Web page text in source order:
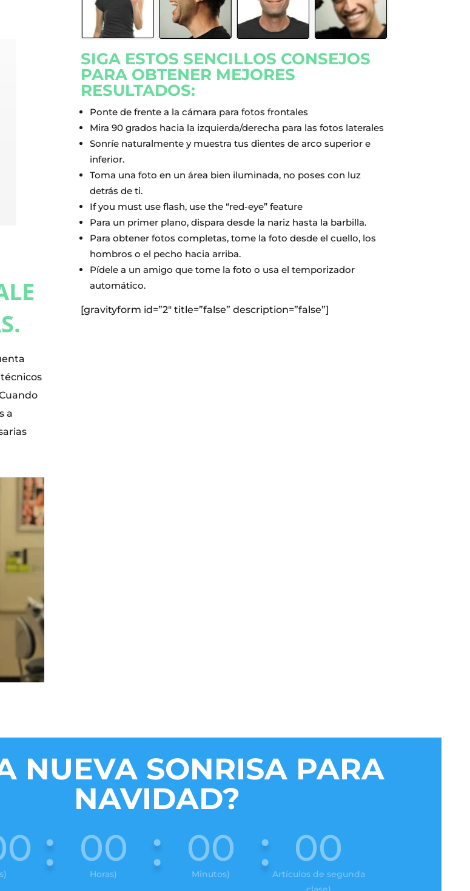
a
SIGA ESTOS SENCILLOS CONSEJOS
PARA OBTENER MEJORES
RESULTADOS:
Ponte de frente a la cámara para fotos frontales
Mira 90 grados hacia la izquierda/derecha para las fotos laterales
Sonríe naturalmente y muestra tus dientes de arco superior e
inferior.
Toma una foto en un área bien iluminada, no poses con luz
detrás de ti.
If you must use flash, use the “red-eye” feature
Para un primer plano, dispara desde la nariz hasta la barbilla.
Para obtener fotos completas, tome la foto desde el cuello, los
hombros o el pecho hacia arriba.
Pídele a un amigo que tome la foto o usa el temporizador
automático.
[gravityform id=”2″ title=”false” description=”false”]
NUEVA SONRISA PARA
NAVIDAD?
: 00
Horas) : 00
Minutos) : 00
Artículos de segunda